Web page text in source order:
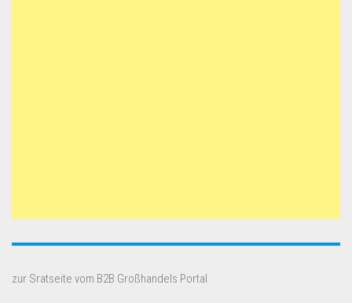
zur Sratseite vom B2B Großhandels Portal